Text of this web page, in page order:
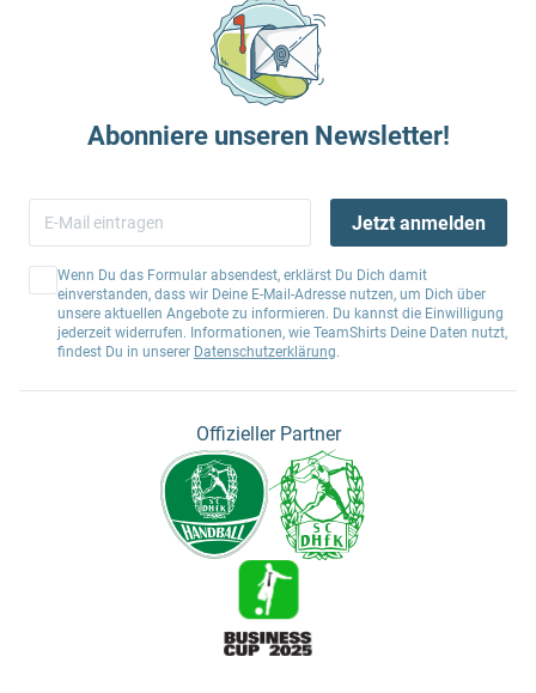
Abonniere unseren Newsletter!
Jetzt anmelden
Wenn Du das Formular absendest, erklärst Du Dich damit
einverstanden, dass wir Deine E-Mail-Adresse nutzen, um Dich über
unsere aktuellen Angebote zu informieren. Du kannst die Einwilligung
jederzeit widerrufen. Informationen, wie TeamShirts Deine Daten nutzt,
findest Du in unserer Datenschutzerklärung.
Offizieller Partner